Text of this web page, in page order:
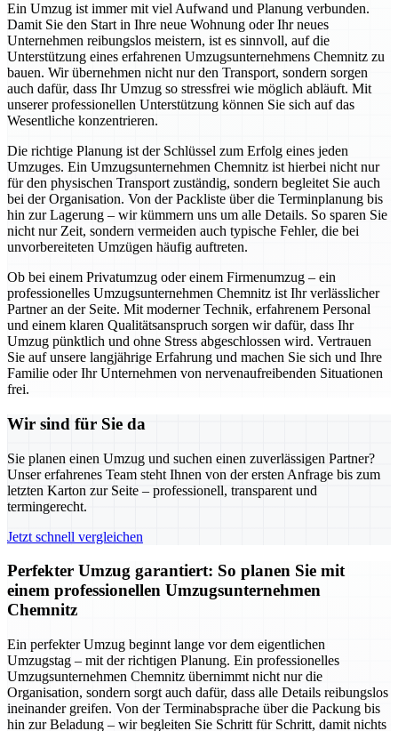
Ein Umzug ist immer mit viel Aufwand und Planung verbunden.
Damit Sie den Start in Ihre neue Wohnung oder Ihr neues
Unternehmen reibungslos meistern, ist es sinnvoll, auf die
Unterstützung eines erfahrenen Umzugsunternehmens Chemnitz zu
bauen. Wir übernehmen nicht nur den Transport, sondern sorgen
auch dafür, dass Ihr Umzug so stressfrei wie möglich abläuft. Mit
unserer professionellen Unterstützung können Sie sich auf das
Wesentliche konzentrieren.
Die richtige Planung ist der Schlüssel zum Erfolg eines jeden
Umzuges. Ein Umzugsunternehmen Chemnitz ist hierbei nicht nur
für den physischen Transport zuständig, sondern begleitet Sie auch
bei der Organisation. Von der Packliste über die Terminplanung bis
hin zur Lagerung – wir kümmern uns um alle Details. So sparen Sie
nicht nur Zeit, sondern vermeiden auch typische Fehler, die bei
unvorbereiteten Umzügen häufig auftreten.
Ob bei einem Privatumzug oder einem Firmenumzug – ein
professionelles Umzugsunternehmen Chemnitz ist Ihr verlässlicher
Partner an der Seite. Mit moderner Technik, erfahrenem Personal
und einem klaren Qualitätsanspruch sorgen wir dafür, dass Ihr
Umzug pünktlich und ohne Stress abgeschlossen wird. Vertrauen
Sie auf unsere langjährige Erfahrung und machen Sie sich und Ihre
Familie oder Ihr Unternehmen von nervenaufreibenden Situationen
frei.
Wir sind für Sie da
Sie planen einen Umzug und suchen einen zuverlässigen Partner?
Unser erfahrenes Team steht Ihnen von der ersten Anfrage bis zum
letzten Karton zur Seite – professionell, transparent und
termingerecht.
Jetzt schnell vergleichen
Perfekter Umzug garantiert: So planen Sie mit
einem professionellen Umzugsunternehmen
Chemnitz
Ein perfekter Umzug beginnt lange vor dem eigentlichen
Umzugstag – mit der richtigen Planung. Ein professionelles
Umzugsunternehmen Chemnitz übernimmt nicht nur die
Organisation, sondern sorgt auch dafür, dass alle Details reibungslos
ineinander greifen. Von der Terminabsprache über die Packung bis
hin zur Beladung – wir begleiten Sie Schritt für Schritt, damit nichts